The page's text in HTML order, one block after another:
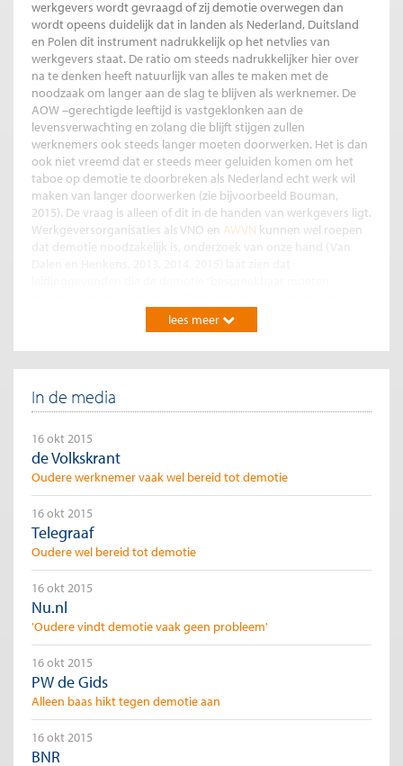
werkgevers wordt gevraagd of zij demotie overwegen dan
wordt opeens duidelijk dat in landen als Nederland, Duitsland
en Polen dit instrument nadrukkelijk op het netvlies van
werkgevers staat. De ratio om steeds nadrukkelijker hier over
na te denken heeft natuurlijk van alles te maken met de
noodzaak om langer aan de slag te blijven als werknemer. De
AOW –gerechtigde leeftijd is vastgeklonken aan de
levensverwachting en zolang die blijft stijgen zullen
werknemers ook steeds langer moeten doorwerken. Het is dan
ook niet vreemd dat er steeds meer geluiden komen om het
taboe op demotie te doorbreken als Nederland echt werk wil
maken van langer doorwerken (zie bijvoorbeeld Bouman,
2015). De vraag is alleen of dit in de handen van werkgevers ligt.
Werkgeversorganisaties als VNO en AWVN kunnen wel roepen
dat demotie noodzakelijk is, onderzoek van onze hand (Van
dergelijk gesprek. Grosso modo komt het erop neer dat er
meer nadelen dan voordelen kleven aan het toepassen van
demotie en dat men er daarom vanaf ziet (zie Van Dalen en
Henkens, 2014, 2015). Kortom, het zijn veeleer de werknemers
kunnen we van werknemerszijde verwachten?
Figuur 1: Hoe vaak komt demotie voor onder Europese
werkgevers (in 2009)?
lees meer
In de media
16 okt 2015
de Volkskrant
Oudere werknemer vaak wel bereid tot demotie
16 okt 2015
Telegraaf
Oudere wel bereid tot demotie
16 okt 2015
Nu.nl
'Oudere vindt demotie vaak geen probleem'
16 okt 2015
PW de Gids
Alleen baas hikt tegen demotie aan
16 okt 2015
BNR